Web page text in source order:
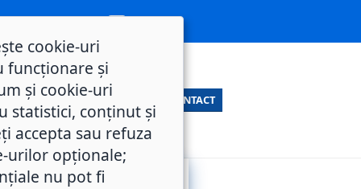
CONTACT
cookie-uri
funcționare și
și cookie-uri
statistici, conținut și
accepta sau refuza
urilor opționale;
nu pot fi